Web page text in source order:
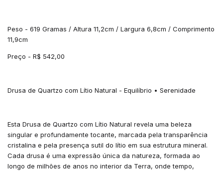
Peso - 619 Gramas / Altura 11,2cm / Largura 6,8cm / Comprimento
11,9cm
Preço - R$ 542,00
Drusa de Quartzo com Lítio Natural - Equilíbrio • Serenidade
Esta Drusa de Quartzo com Lítio Natural revela uma beleza
singular e profundamente tocante, marcada pela transparência
cristalina e pela presença sutil do lítio em sua estrutura mineral.
Cada drusa é uma expressão única da natureza, formada ao
longo de milhões de anos no interior da Terra, onde tempo,